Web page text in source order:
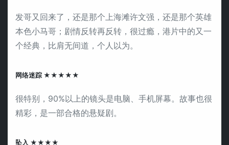
发哥又回来了，还是那个上海滩许文强，还是那个英雄
本色小马哥；剧情反转再反转，很过瘾，港片中的又一
个经典，比肩无间道，个人以为。
网络迷踪 ★★★★★
很特别，90%以上的镜头是电脑、手机屏幕。故事也很
精彩，是一部合格的悬疑剧。
坠入 ★★★★